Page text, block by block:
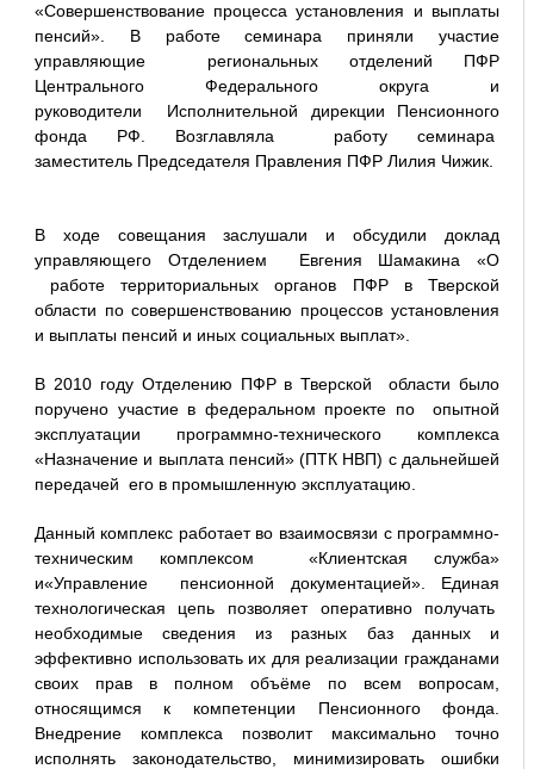
«Совершенствование процесса установления и выплаты
пенсий». В работе семинара приняли участие
управляющие региональных отделений ПФР
Центрального Федерального округа и
руководители Исполнительной дирекции Пенсионного
фонда РФ. Возглавляла работу семинара
заместитель Председателя Правления ПФР Лилия Чижик.
В ходе совещания заслушали и обсудили доклад
управляющего Отделением Евгения Шамакина «О
работе территориальных органов ПФР в Тверской
области по совершенствованию процессов установления
и выплаты пенсий и иных социальных выплат».
В 2010 году Отделению ПФР в Тверской области было
поручено участие в федеральном проекте по опытной
эксплуатации программно-технического комплекса
«Назначение и выплата пенсий» (ПТК НВП) с дальнейшей
передачей его в промышленную эксплуатацию.
Данный комплекс работает во взаимосвязи с программно-
техническим комплексом «Клиентская служба»
и«Управление пенсионной документацией». Единая
технологическая цепь позволяет оперативно получать
необходимые сведения из разных баз данных и
эффективно использовать их для реализации гражданами
своих прав в полном объёме по всем вопросам,
относящимся к компетенции Пенсионного фонда.
Внедрение комплекса позволит максимально точно
исполнять законодательство, минимизировать ошибки